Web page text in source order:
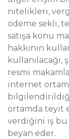
nitelikleri,
ödeme sekli,
satışa konu
hakkının
resmi
internet
ortamda teyit
verdiğini iş bu
beyan eder.